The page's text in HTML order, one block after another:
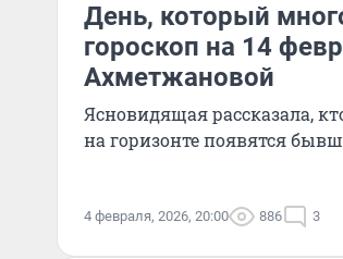
День, который
гороскоп на 14
Ахметжановой
Ясновидящая рассказала,
на горизонте появятся
4 февраля, 2026, 20:00 886 3